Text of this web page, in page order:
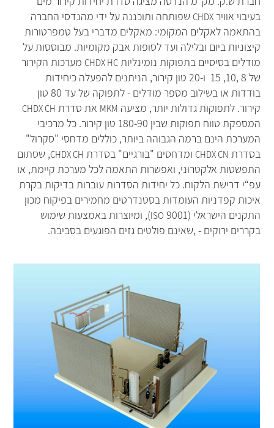
בעיבוי אווירCHDX שפותחה ותוכננה על ידי מהנדסי החברה
בהתאמה לאקלים המקומי: מאקלים מדברי בעל טמפרטורות
קיצוניות ביום ובלילה ועד לסופות אבק מקומיות. מבוססות על
מודלים בסיסיים בתפוקות נומינליותCHDX HC מערכות הקירור
של 8 ,10, 15 ו-20 טון קירור, הניתנים להפעלה כיחידות
בודדות או בשילוב מספר מודלים - לתפוקה של עד 80 טון
קירור. לתפוקות גדולות יותר, מציעה MKM את סדרת CHDX CH
המספקת טווח תפוקות שבין 180-90 טון קירור. כל מרכיבי
המערכת הינם ברמה הגבוהה ביותר, כוללים מדחסי "סקרול"
בסדרת CHDX CN ומדחסים "בורגיים" בסדרת CHDX CH, שסתום
התפשטות אלקטרוני, ואפשרות התאמה לכל מערכת קיימת, או
עפ“י דרישת הלקוח. כל יחידות הסדרות עוברות בדיקות בקרת
איכות קפדניות העומדות בסטנדרטים מחמירים בפיקוח מכון
התקנים הישראלי (
ISO9001), ומיוצרות באמצעות שימוש
בקררים ירוקים - ,שאינם פולטים גזים הפוגעים בסביבה.